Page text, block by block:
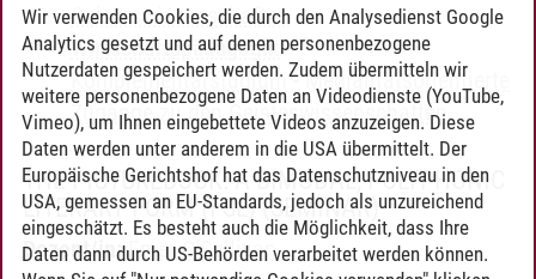
Geisteswissenschaften
Wirtschaftspädagogik -
Komplementärstudium -Medialitätsorientierte
Zugänge zu den Geisteswissenschaften
THE PICTUREBOOK: A BIMODAL, POLYPHONIC
LITERARY FORM (FSL) (SEMINAR)
Dozent/in: Emer O'Sullivan
Wir verwenden Cookies, die durch den Analysedienst Google
Analytics gesetzt und auf denen personenbezogene
Nutzerdaten gespeichert werden. Zudem übermitteln wir
weitere personenbezogene Daten an Videodienste (YouTube,
Vimeo), um Ihnen eingebettete Videos anzuzeigen. Diese
Daten werden unter anderem in die USA übermittelt. Der
Europäische Gerichtshof hat das Datenschutzniveau in den
USA, gemessen an EU-Standards, jedoch als unzureichend
eingeschätzt. Es besteht auch die Möglichkeit, dass Ihre
Daten dann durch US-Behörden verarbeitet werden können.